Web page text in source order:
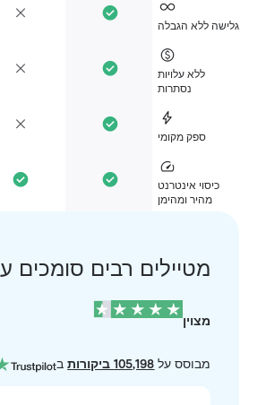
ללא הגבלה
ללא עלויות
ספק מקומי
כיסוי אינטרנט
מהיר ומהימן
מטיילים רבים סומכים עלינו.
מבוסס על105,198 ביקורות ב